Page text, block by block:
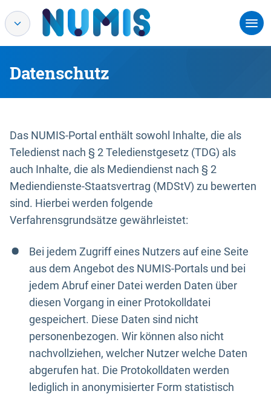
Datenschutz
Das NUMIS-Portal enthält sowohl Inhalte, die als
Teledienst nach § 2 Teledienstgesetz (TDG) als
auch Inhalte, die als Mediendienst nach § 2
Mediendienste-Staatsvertrag (MDStV) zu bewerten
sind. Hierbei werden folgende
Verfahrensgrundsätze gewährleistet:
Bei jedem Zugriff eines Nutzers auf eine Seite
aus dem Angebot des NUMIS-Portals und bei
jedem Abruf einer Datei werden Daten über
diesen Vorgang in einer Protokolldatei
gespeichert. Diese Daten sind nicht
personenbezogen. Wir können also nicht
nachvollziehen, welcher Nutzer welche Daten
abgerufen hat. Die Protokolldaten werden
lediglich in anonymisierter Form statistisch